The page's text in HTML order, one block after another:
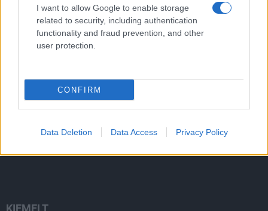
I want to allow Google to enable storage
related to security, including authentication
functionality and fraud prevention, and other
user protection.
CONFIRM
Data Deletion Data Access Privacy Policy
foci-Eb jegyeire
A közgyűlés kiáll a Dráva védelme
KIEMELT